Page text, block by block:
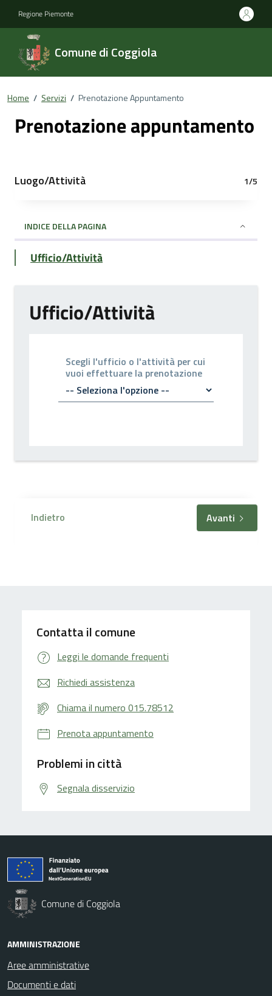
Regione Piemonte
Comune di Coggiola
Home / Servizi / Prenotazione Appuntamento
Prenotazione appuntamento
Luogo/Attività 1/5
INDICE DELLA PAGINA
Ufficio/Attività
Ufficio/Attività
Scegli l'ufficio o l'attività per cui
vuoi effettuare la prenotazione
Indietro Avanti
Contatta il comune
Leggi le domande frequenti
Richiedi assistenza
Chiama il numero 015.78512
Prenota appuntamento
Problemi in città
Segnala disservizio
Comune di Coggiola
AMMINISTRAZIONE
Aree amministrative
Documenti e dati